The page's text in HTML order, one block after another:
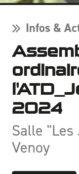
Infos &
2024
Salle "Les
Venoy